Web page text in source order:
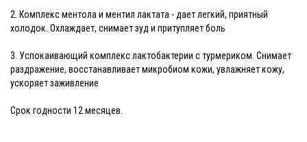
2. Комплекс ментола и ментил лактата - дает легкий, приятный
холодок. Охлаждает, снимает зуд и притупляет боль
3. Успокаивающий комплекс лактобактерии с турмериком. Снимает
раздражение, восстанавливает микробиом кожи, увлажняет кожу,
ускоряет заживление
Срок годности 12 месяцев.